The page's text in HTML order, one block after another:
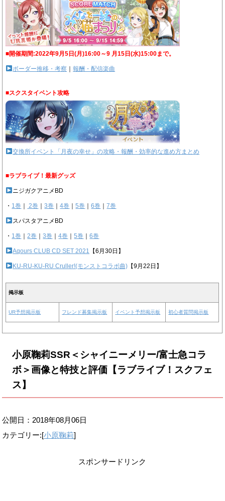
■開催期間:2022年9月5日(月)16:00～9 月15日(水)15:00まで。
ボーダー推移・考察 ｜報酬・配信楽曲
■スクスタイベント攻略
交換所イベント「月夜の幸せ」の攻略・報酬・効率的な進め方まとめ
■ラブライブ！最新グッズ
ニジガクアニメBD
・ 1巻 2巻 ｜3巻 ｜4巻 ｜5巻 ｜6巻 ｜7巻
スパスタアニメBD
・ 1巻 ｜2巻 ｜3巻 ｜4巻 ｜5巻 ｜6巻
Aqours CLUB CD SET 2021 【6月30日】
KU-RU-KU-RU Cruller!(モンストコラボ曲) 【9月22日】
掲示板
UR予想掲示板 フレンド募集掲示板 イベント予想掲示板 初心者質問掲示板
小原鞠莉SSR＜シャイニーメリー/富士急コラ
ボ＞画像と特技と評価【ラブライブ！スクフェ
ス】
公開日： 2018年08月06日
カテゴリー:[小原鞠莉]
スポンサードリンク